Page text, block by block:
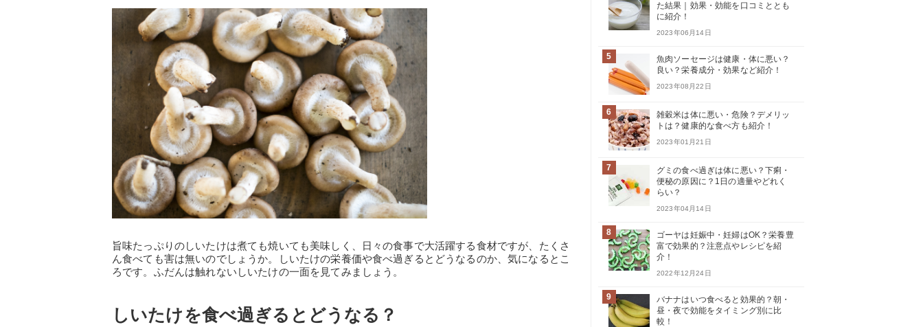
旨味たっぷりのしいたけは煮ても焼いても美味しく、日々の食事で大活躍する食材ですが、たくさ
ん食べても害は無いのでしょうか。しいたけの栄養価や食べ過ぎるとどうなるのか、気になるとこ
ろです。ふだんは触れないしいたけの一面を見てみましょう。
しいたけを食べ過ぎるとどうなる？
た結果｜効果・効能を口コミととも
に紹介！
2023年06月14日
5
魚肉ソーセージは健康・体に悪い？
良い？栄養成分・効果など紹介！
2023年08月22日
6
雑穀米は体に悪い・危険？デメリッ
トは？健康的な食べ方も紹介！
2023年01月21日
7
グミの食べ過ぎは体に悪い？下痢・
便秘の原因に？1日の適量やどれく
らい？
2023年04月14日
8
ゴーヤは妊娠中・妊婦はOK？栄養豊
富で効果的？注意点やレシピを紹
介！
2022年12月24日
9
バナナはいつ食べると効果的？朝・
昼・夜で効能をタイミング別に比
較！